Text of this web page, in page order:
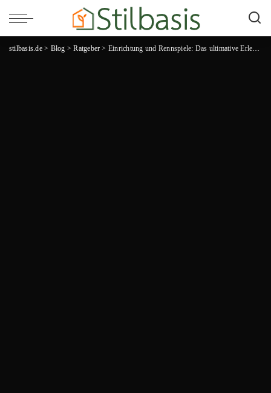
stilbasis.de> Blog >Ratgeber > Einrichtung und Rennspiele: Das ultimative Erlebnis für Gaming-Enthusiasten